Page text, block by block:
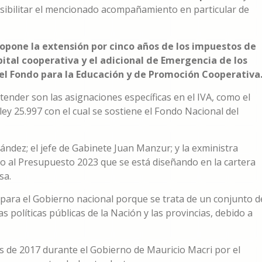
el mencionado acompañamiento en particular de
la extensión por cinco años de los impuestos de
cooperativa y el adicional de Emergencia de los
para la Educación y de Promoción Cooperativa.
son las asignaciones específicas en el IVA, como el
25.997 con el cual se sostiene el Fondo Nacional del
el jefe de Gabinete Juan Manzur; y la exministra
Presupuesto 2023 que se está diseñando en la cartera
el Gobierno nacional porque se trata de un conjunto
políticas públicas de la Nación y las provincias, debido a
2017 durante el Gobierno de Mauricio Macri por el